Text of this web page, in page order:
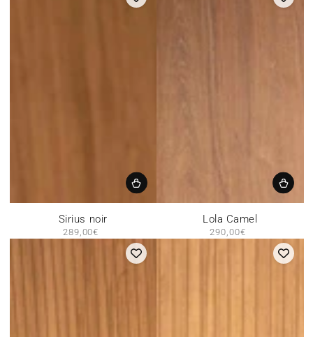
Sirius noir
Prix
289,00€
Lola Camel
Prix
290,00€